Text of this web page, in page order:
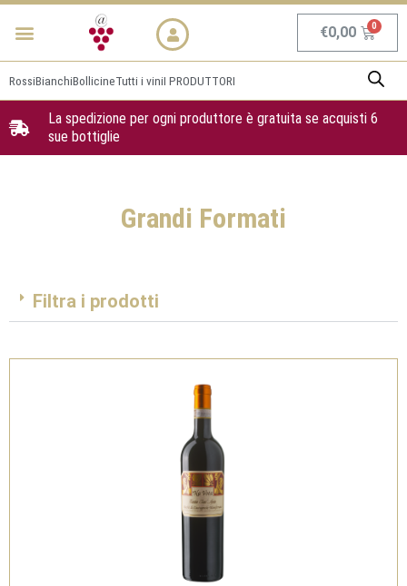
Vai
Menu €0,00
RossiBianchiBollicineTutti i viniI PRODUTTORI
La spedizione per ogni produttore è gratuita se acquisti 6
sue bottiglie
Grandi Formati
Filtra i prodotti